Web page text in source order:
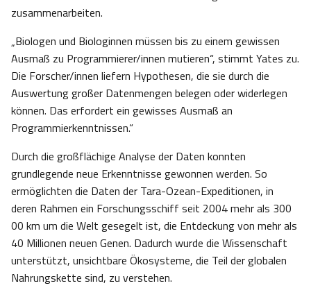
zusammenarbeiten.
„Biologen und Biologinnen müssen bis zu einem gewissen
Ausmaß zu Programmierer/innen mutieren“, stimmt Yates zu.
Die Forscher/innen liefern Hypothesen, die sie durch die
Auswertung großer Datenmengen belegen oder widerlegen
können. Das erfordert ein gewisses Ausmaß an
Programmierkenntnissen.“
Durch die großflächige Analyse der Daten konnten
grundlegende neue Erkenntnisse gewonnen werden. So
ermöglichten die Daten der Tara-Ozean-Expeditionen, in
deren Rahmen ein Forschungsschiff seit 2004 mehr als 300
00 km um die Welt gesegelt ist, die Entdeckung von mehr als
40 Millionen neuen Genen. Dadurch wurde die Wissenschaft
unterstützt, unsichtbare Ökosysteme, die Teil der globalen
Nahrungskette sind, zu verstehen.